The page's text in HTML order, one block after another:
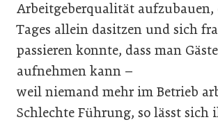
Arbeitgeberqualität aufzubauen,
Tages allein dasitzen und sich
passieren konnte, dass man
aufnehmen kann –
weil niemand mehr im Betrieb
Schlechte Führung, so lässt sich